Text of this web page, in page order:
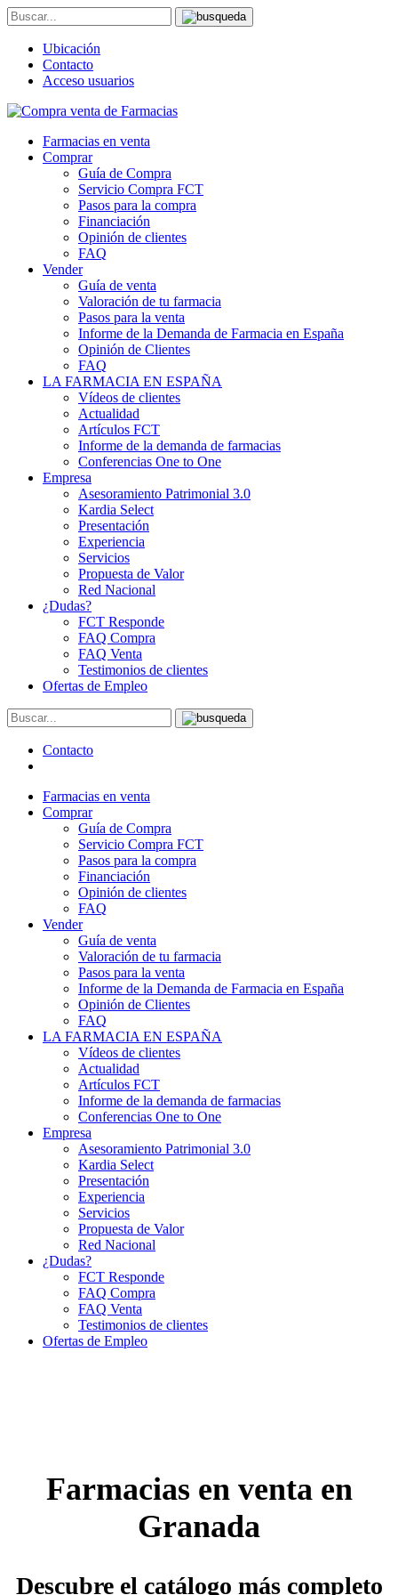
Ubicación
Contacto
Acceso usuarios
Farmacias en venta
Comprar
Guía de Compra
Servicio Compra FCT
Pasos para la compra
Financiación
Opinión de clientes
FAQ
Vender
Guía de venta
Valoración de tu farmacia
Pasos para la venta
Informe de la Demanda de Farmacia en España
Opinión de Clientes
FAQ
LA FARMACIA EN ESPAÑA
Vídeos de clientes
Actualidad
Artículos FCT
Informe de la demanda de farmacias
Conferencias One to One
Empresa
Asesoramiento Patrimonial 3.0
Kardia Select
Presentación
Experiencia
Servicios
Propuesta de Valor
Red Nacional
¿Dudas?
FCT Responde
FAQ Compra
FAQ Venta
Testimonios de clientes
Ofertas de Empleo
Contacto
Farmacias en venta
Comprar
Guía de Compra
Servicio Compra FCT
Pasos para la compra
Financiación
Opinión de clientes
FAQ
Vender
Guía de venta
Valoración de tu farmacia
Pasos para la venta
Informe de la Demanda de Farmacia en España
Opinión de Clientes
FAQ
LA FARMACIA EN ESPAÑA
Vídeos de clientes
Actualidad
Artículos FCT
Informe de la demanda de farmacias
Conferencias One to One
Empresa
Asesoramiento Patrimonial 3.0
Kardia Select
Presentación
Experiencia
Servicios
Propuesta de Valor
Red Nacional
¿Dudas?
FCT Responde
FAQ Compra
FAQ Venta
Testimonios de clientes
Ofertas de Empleo
Farmacias en venta en
Granada
Descubre el catálogo más completo